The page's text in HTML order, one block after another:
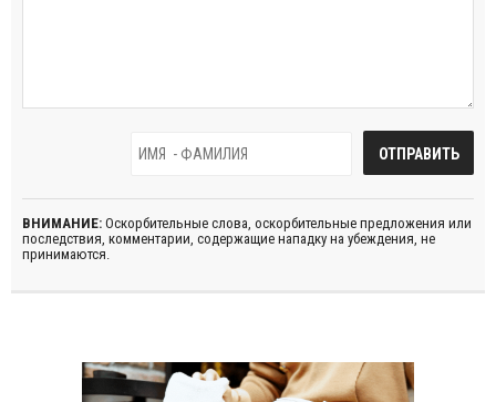
ВНИМАНИЕ: Оскорбительные слова, оскорбительные предложения или
последствия, комментарии, содержащие нападку на убеждения, не
принимаются.